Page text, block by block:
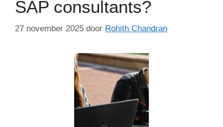
SAP consultants?
27 november 2025 door Rohith Chandran